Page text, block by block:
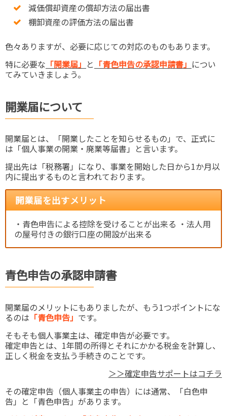
減価償却資産の償却方法の届出書
棚卸資産の評価方法の届出書
色々ありますが、必要に応じての対応のものもあります。
特に必要な 「開業届」 と 「青色申告の承認申請書」 につい
てみていきましょう。
開業届について
開業届とは、「開業したことを知らせるもの」で、正式に
は「個人事業の開業・廃業等届書」と言います。
提出先は「税務署」になり、事業を開始した日から1か月以
内に提出するものと言われております。
開業届を出すメリット
・青色申告による控除を受けることが出来る ・法人用
の屋号付きの銀行口座の開設が出来る
青色申告の承認申請書
開業届のメリットにもありましたが、もう1つポイントにな
るのは 「青色申告」 です。
そもそも個人事業主は、確定申告が必要です。
確定申告とは、1年間の所得とそれにかかる税金を計算し、
正しく税金を支払う手続きのことです。
＞＞確定申告サポートはコチラ
その確定申告（個人事業主の申告）には通常、「白色申
告」と「青色申告」があります。